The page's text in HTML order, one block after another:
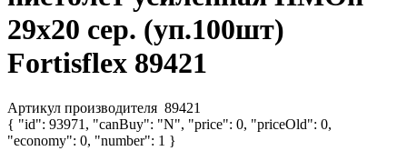
29х20 сер. (уп.100шт)
Fortisflex 89421
Артикул производителя 89421
{ "id": 93971, "canBuy": "N", "price": 0, "priceOld": 0,
"economy": 0, "number": 1 }